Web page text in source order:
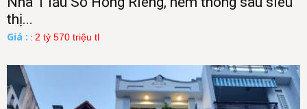
thị...
Giá : : 2 tỷ 570 triệu tl